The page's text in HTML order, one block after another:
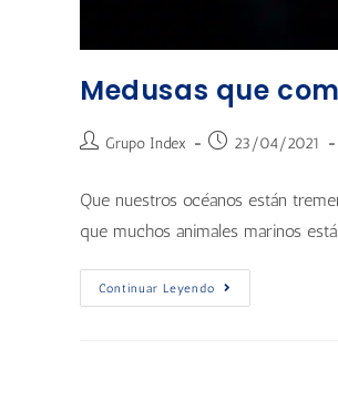
Medusas que
Grupo Index 23/04/2021
Que nuestros océanos están
que muchos animales marinos
Continuar Leyendo